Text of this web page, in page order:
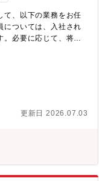
て、以下の業務をお任
ついては、入社され
。必要に応じて、将来
しては１番多いで
イント調整■電話応対■
の作成など※重要クラ
るため、営業担当者及
。【英語の使用につい
毎日使用するわけでは
く、今回ご入社いただ
ります。【募集背景】
を円滑に回していただ
更新日 2026.07.03